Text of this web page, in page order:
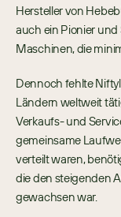
Hersteller von
auch ein Pionier
Maschinen, die
Dennoch fehlte
Ländern weltweit
Verkaufs- und
gemeinsame
verteilt waren,
die den steigenden
gewachsen war.